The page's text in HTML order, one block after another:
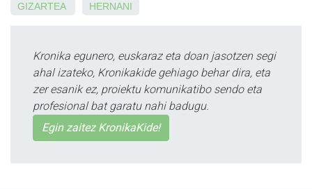
GIZARTEA HERNANI
Kronika egunero, euskaraz eta doan jasotzen segi
ahal izateko, Kronikakide gehiago behar dira, eta
zer esanik ez, proiektu komunikatibo sendo eta
profesional bat garatu nahi badugu.
Egin zaitez KronikaKide!